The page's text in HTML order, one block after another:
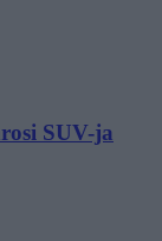
SUV-ja